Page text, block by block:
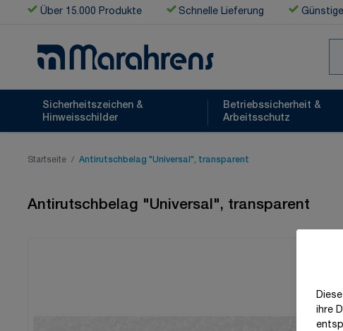
ihre
Zum Inhalt springen
Über 15.000 Produkte Schnelle Lieferung
Sicherheitszeichen &
Hinweisschilder
Betriebssicherheit &
Arbeitsschutz
Startseite / Antirutschbelag "Universal", transparent
Antirutschbelag "Universal", transparent